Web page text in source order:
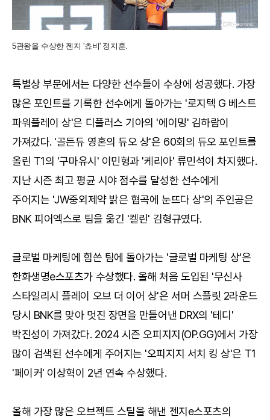
5관왕을 수상한 젠지 '쵸비' 정지훈.
특별상 부문에서는 다양한 선수들이 수상에 성공했다. 가장
많은 포인트를 기록한 선수에게 돌아가는 '로지텍 G 베스트
파워플레이 상'은 디플러스 기아의 '에이밍' 김하람이
가져갔다. '골든듀 영혼의 듀오 상'은 60회의 듀오 포인트를
올린 T1의 '구마유시' 이민형과 '케리아' 류민석이 차지했다.
지난 시즌 최고 평균 시야 점수를 달성한 선수에게
주어지는 'JW중외제약 밝은 협곡에 눈뜨다 상'의 주인공은
BNK 피어엑스로 팀을 옮긴 '켈린' 김형규였다.
글로벌 마케팅에 힘쓴 팀에 돌아가는 '글로벌 마케팅 상'은
한화생명e스포츠가 수상했다. 올해 처음 도입된 '무신사
스타일리시 플레이 오브 더 이어 상'은 서머 스플릿 2라운드
당시 BNK를 맞아 멋진 장면을 만들어낸 DRX의 '테디'
박진성이 가져갔다. 2024 시즌 오피지지(OP.GG)에서 가장
많이 검색된 선수에게 주어지는 '오피지지 서치 킹 상'은 T1
'페이커' 이상혁이 2년 연속 수상했다.
올해 가장 많은 오브젝트 스틸을 해낸 젠지e스포츠의